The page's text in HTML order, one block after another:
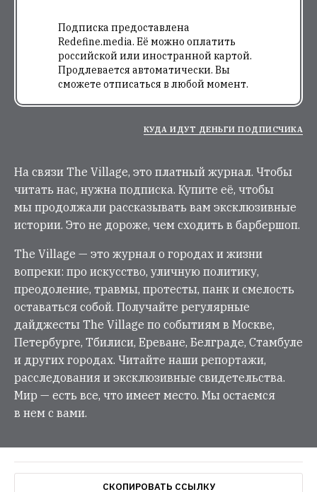
Подписка предоставлена
Redefine.media. Её можно оплатить
российской или иностранной картой.
Продлевается автоматически. Вы
сможете отписаться в любой момент.
КУДА ИДУТ ДЕНЬГИ ПОДПИСЧИКА
На связи The Village, это платный журнал. Чтобы
читать нас, нужна подписка. Купите её, чтобы
мы продолжали рассказывать вам эксклюзивные
истории. Это не дороже, чем сходить в барбершоп.
The Village — это журнал о городах и жизни
вопреки: про искусство, уличную политику,
преодоление, травмы, протесты, панк и смелость
оставаться собой. Получайте регулярные
дайджесты The Village по событиям в Москве,
Петербурге, Тбилиси, Ереване, Белграде, Стамбуле
и других городах. Читайте наши репортажи,
расследования и эксклюзивные свидетельства.
Мир — есть все, что имеет место. Мы остаемся
в нем с вами.
СКОПИРОВАТЬ ССЫЛКУ